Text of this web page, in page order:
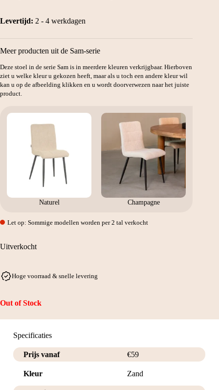
Levertijd: 2 - 4 werkdagen
Meer producten uit de Sam-serie
Deze stoel in de serie Sam is in meerdere kleuren verkrijgbaar. Hierboven
ziet u welke kleur u gekozen heeft, maar als u toch een andere kleur wil
kan u op de afbeelding klikken en u wordt doorverwezen naar het juiste
product.
Naturel Champagne
Let op: Sommige modellen worden per 2 tal verkocht
Uitverkocht
Hoge voorraad & snelle levering
Out of Stock
Specificaties
Prijs vanaf €59
Kleur Zand